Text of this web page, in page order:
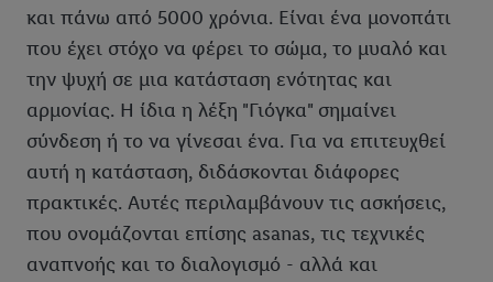
και πάνω από 5000 χρόνια. Είναι ένα μονοπάτι
που έχει στόχο να φέρει το σώμα, το μυαλό και
την ψυχή σε μια κατάσταση ενότητας και
αρμονίας. Η ίδια η λέξη "Γιόγκα" σημαίνει
σύνδεση ή το να γίνεσαι ένα. Για να επιτευχθεί
αυτή η κατάσταση, διδάσκονται διάφορες
πρακτικές. Αυτές περιλαμβάνουν τις ασκήσεις,
που ονομάζονται επίσης asanas, τις τεχνικές
αναπνοής και το διαλογισμό - αλλά και